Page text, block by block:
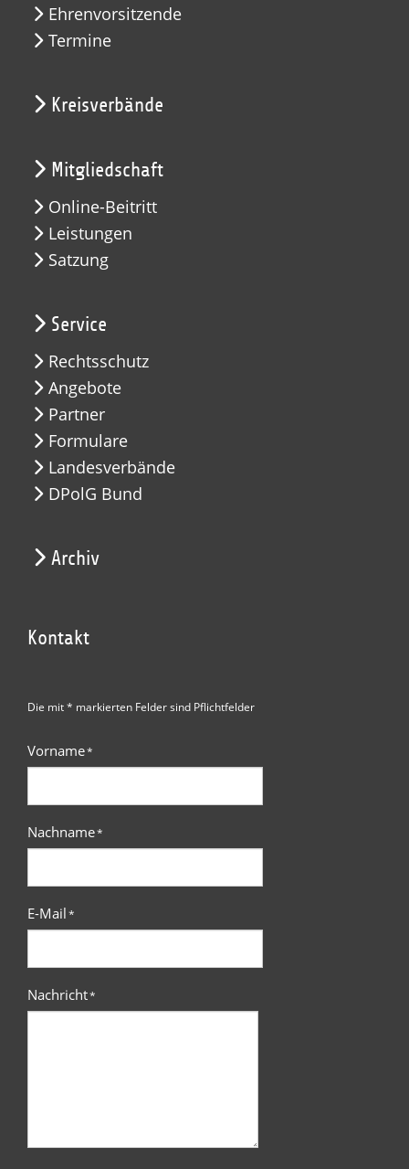
Ehrenvorsitzende
Termine
Kreisverbände
Mitgliedschaft
Online-Beitritt
Leistungen
Satzung
Service
Rechtsschutz
Angebote
Partner
Formulare
Landesverbände
DPolG Bund
Archiv
Kontakt
Die mit * markierten Felder sind Pflichtfelder
Vorname*
Nachname*
E-Mail*
Nachricht*